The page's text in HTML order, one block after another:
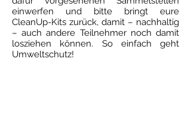
einwerfen und bitte bringt eure
CleanUp-Kits zurück, damit – nachhaltig
– auch andere Teilnehmer noch damit
losziehen können. So einfach geht
Umweltschutz!